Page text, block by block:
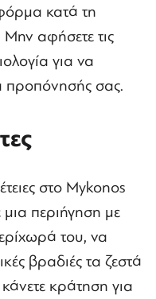
κατά τη
αφήσετε τις
για να
προπόνησής σας.
στο Mykonos
περιήγηση με
του, να
βραδιές τα ζεστά
κράτηση για